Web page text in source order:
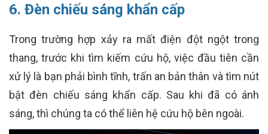
6. Đèn chiếu sáng khẩn cấp
Trong trường hợp xảy ra mất điện đột ngột trong
thang, trước khi tìm kiếm cứu hộ, việc đầu tiên cần
xử lý là bạn phải bình tĩnh, trấn an bản thân và tìm nút
bật đèn chiếu sáng khẩn cấp. Sau khi đã có ánh
sáng, thì chúng ta có thể liên hệ cứu hộ bên ngoài.